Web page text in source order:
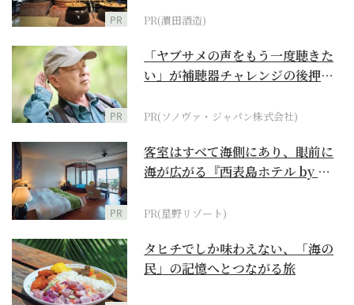
PR PR(濵田酒造)
PR
「ヤブサメの声をもう一度聴きた
い」が補聴器チャレンジの後押し
PR(ソノヴァ・ジャパン株式会社)
PR
客室はすべて海側にあり、眼前に
海が広がる『西表島ホテル by 星
PR(星野リゾート)
タヒチでしか味わえない、「海の
民」の記憶へとつながる旅